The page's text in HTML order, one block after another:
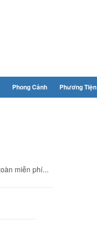
Phong Cảnh Phương Tiện
miễn phí...